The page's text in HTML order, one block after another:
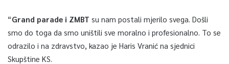
“Grand parade i ZMBT su nam postali mjerilo svega. Došli
smo do toga da smo uništili sve moralno i profesionalno. To se
odrazilo i na zdravstvo, kazao je Haris Vranić na sjednici
Skupštine KS.